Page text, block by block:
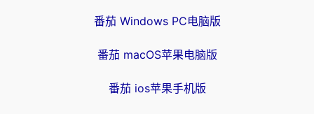
番茄 Windows PC电脑版
番茄 macOS苹果电脑版
番茄 ios苹果手机版